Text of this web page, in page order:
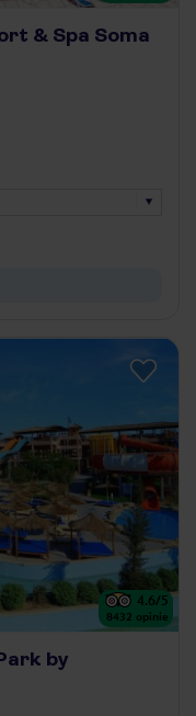
& Spa Soma
4.6/5
8432 opinie
by